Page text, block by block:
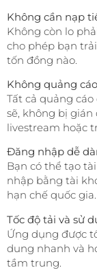
Không cần nạp
Không còn lo
cho phép bạn
tốn đồng nào.
Không quảng
Tất cả quảng
sẽ, không bị
livestream hoặc
Đăng nhập dễ
Bạn có thể tạo
nhập bằng tài
hạn chế quốc gia.
Tốc độ tải và sử
Ứng dụng được
dung nhanh và
tầm trung.